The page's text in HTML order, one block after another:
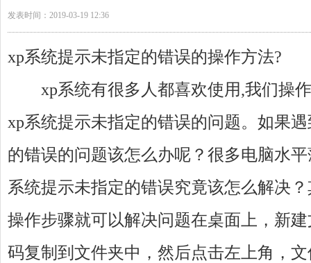
发表时间：2019-03-19 12:36
xp系统提示未指定的错误的操作方法?
xp系统有很多人都喜欢使用,我们操作
xp系统提示未指定的错误的问题。如果
的错误的问题该怎么办呢？很多电脑水
系统提示未指定的错误究竟该怎么解决
操作步骤就可以解决问题在桌面上，新
码复制到文件夹中，然后点击左上角，